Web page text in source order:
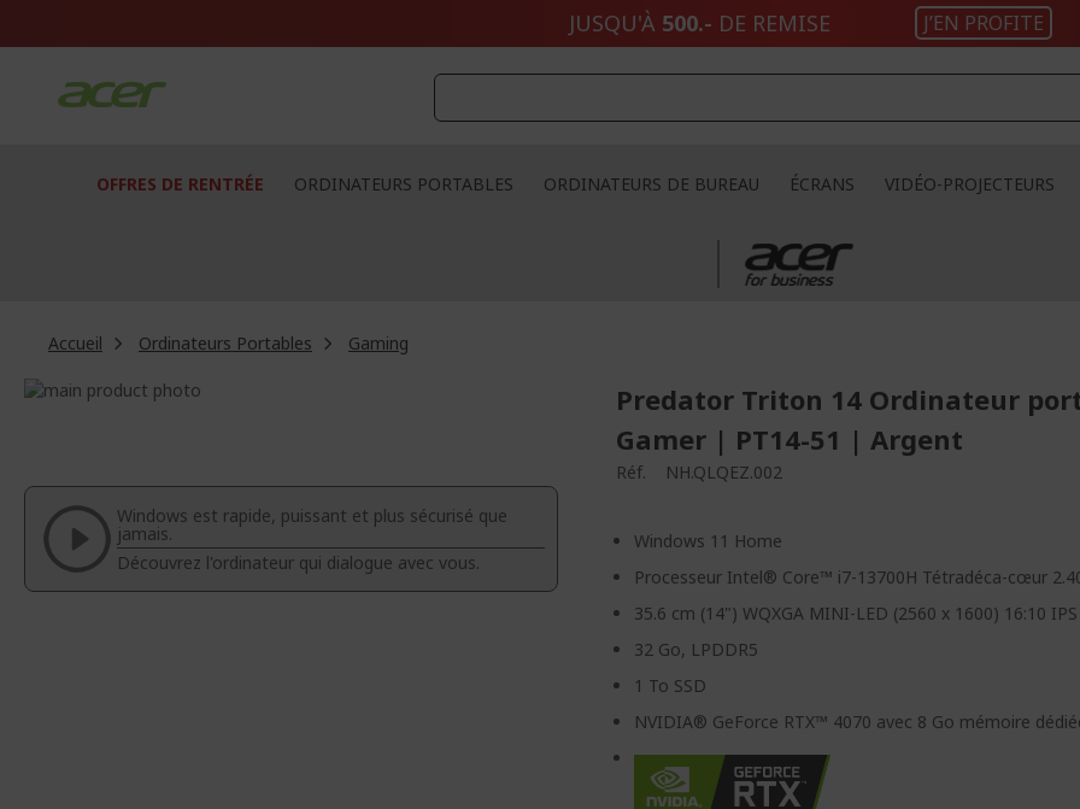
JUSQU'À 500.- DE REMISE J’EN PROFITE
OFFRES DE RENTRÉE ORDINATEURS PORTABLES ORDINATEURS DE BUREAU ÉCRANS VIDÉO-PROJECTEURS
Accueil Ordinateurs Portables
Gaming
Passer
de
galerie
d’images
de
Galerie
d’images
Windows est rapide, puissant et plus sécurisé que
jamais.
Découvrez l'ordinateur qui dialogue avec vous.
Predator Triton 14 Ordinateur
Gamer | PT14-51 | Argent
Réf. NH.QLQEZ.002
Windows 11 Home
Processeur Intel® Core™ i7-13700H Tétradéca-cœur
35.6 cm (14") WQXGA MINI-LED (2560 x 1600) 16:10
32 Go, LPDDR5
1 To SSD
NVIDIA® GeForce RTX™ 4070 avec 8 Go mémoire